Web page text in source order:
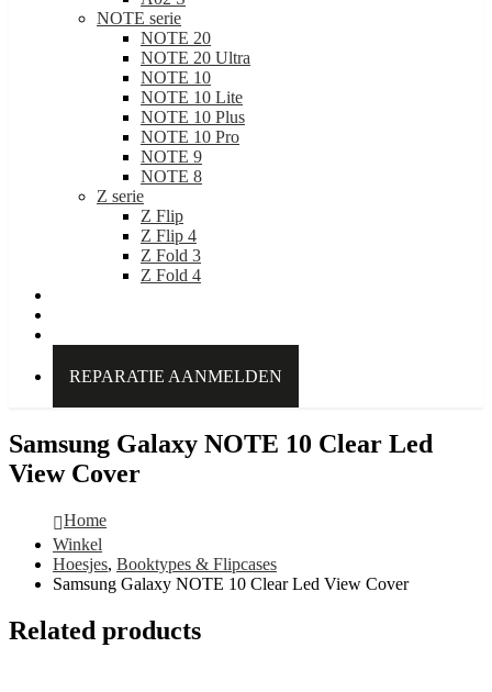
NOTE 20
NOTE 20 Ultra
NOTE 10
NOTE 10 Lite
NOTE 10 Plus
NOTE 10 Pro
NOTE 9
NOTE 8
Z serie
Z Flip
Z Flip 4
Z Fold 3
Z Fold 4
IDEAL OF SWEDEN
Samsung Galaxy NOTE 10 Clear Led
View Cover
Winkel
Hoesjes
Samsung Galaxy NOTE 10 Clear Led View Cover
Related products